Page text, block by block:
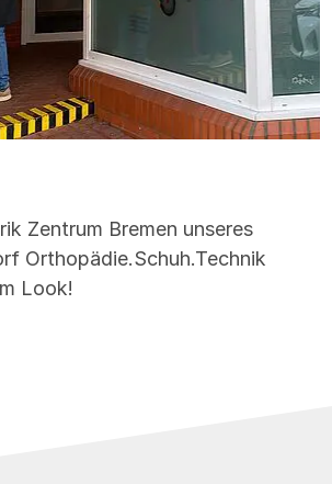
Zentrum Bremen unseres
Orthopädie.Schuh.Technik
Look!